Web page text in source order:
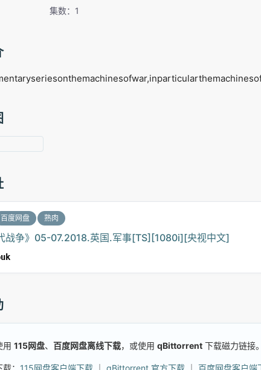
集数：1
百度网盘 熟肉
战争》05-07.2018.英国.军事[TS][1080i][央视中文]
用 115网盘、 百度网盘离线下载，或使用 qBittorrent 下载磁力链接。
： 115网盘客户端下载 qBittorrent 官方下载 百度网盘客户端